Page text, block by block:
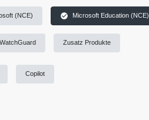
(NCE) check_circle Microsoft Education (NCE)
Copilot
WatchGuard Zusatz Produkte